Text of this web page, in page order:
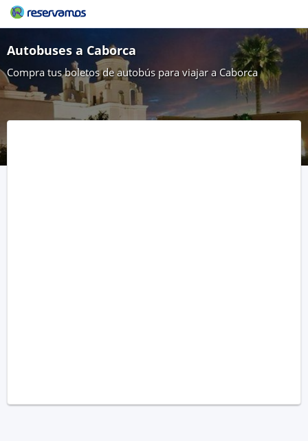
Autobuses a Caborca
Compra tus boletos de autobús para viajar a Caborca